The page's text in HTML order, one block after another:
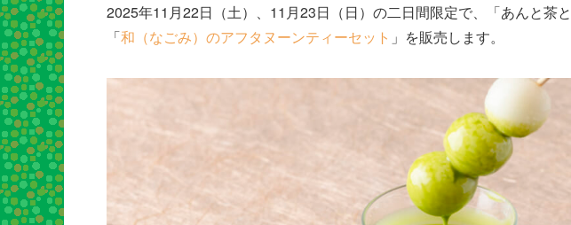
2025年11月22日（土）、11月23日（日）の二日間限定で、「あんと茶
「和（なごみ）のアフタヌーンティーセット 」を販売します。